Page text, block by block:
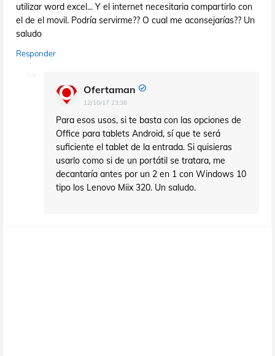
utilizar word excel... Y el internet necesitaria compartirlo con
el de el movil. Podría servirme?? O cual me aconsejarías?? Un
saludo
Responder
Ofertaman
12/10/17 23:38
Para esos usos, si te basta con las opciones de
Office para tablets Android, sí que te será
suficiente el tablet de la entrada. Si quisieras
usarlo como si de un portátil se tratara, me
decantaría antes por un 2 en 1 con Windows 10
tipo los Lenovo Miix 320. Un saludo.